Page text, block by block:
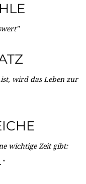
wird das Leben zur
wichtige Zeit gibt: